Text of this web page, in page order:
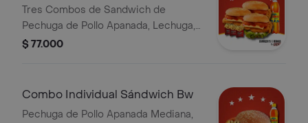
Amigos x 3 Bw
Tres Combos de Sandwich de
Pechuga de Pollo Apanada, Lechuga,
Tomate, Salsa BBQ Salsa de la Casa,
$ 77.000
Combo Individual Sándwich Bw
Pechuga de Pollo Apanada Mediana,